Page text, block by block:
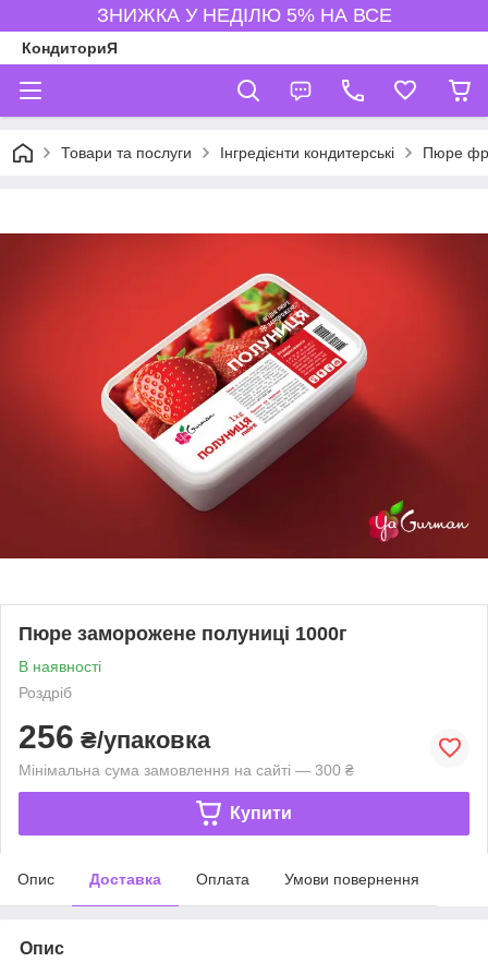
ЗНИЖКА У НЕДІЛЮ 5% НА ВСЕ
КондиториЯ
Товари та послуги Інгредієнти кондитерські Пюре
Пюре заморожене полуниці 1000г
В наявності
Роздріб
256 ₴/упаковка
Мінімальна сума замовлення на сайті — 300 ₴
Купити
Опис Доставка Оплата Умови повернення
Опис